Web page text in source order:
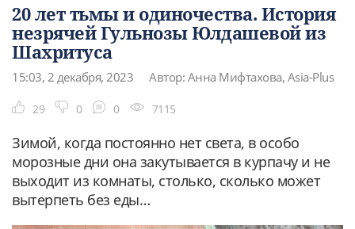
20 лет тьмы и одиночества. История
незрячей Гульнозы Юлдашевой из
Шахритуса
15:03, 2 декабря, 2023 Автор: Анна Мифтахова, Asia-Plus
29 0 0 7115
Зимой, когда постоянно нет света, в особо
морозные дни она закутывается в курпачу и не
выходит из комнаты, столько, сколько может
вытерпеть без еды…